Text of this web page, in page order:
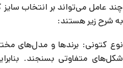
چند عامل می‌تواند بر انتخاب سایز
به شرح زیر هستند:
نوع کتونی: برندها و مدل‌های
شکل‌های متفاوتی بسنجند.